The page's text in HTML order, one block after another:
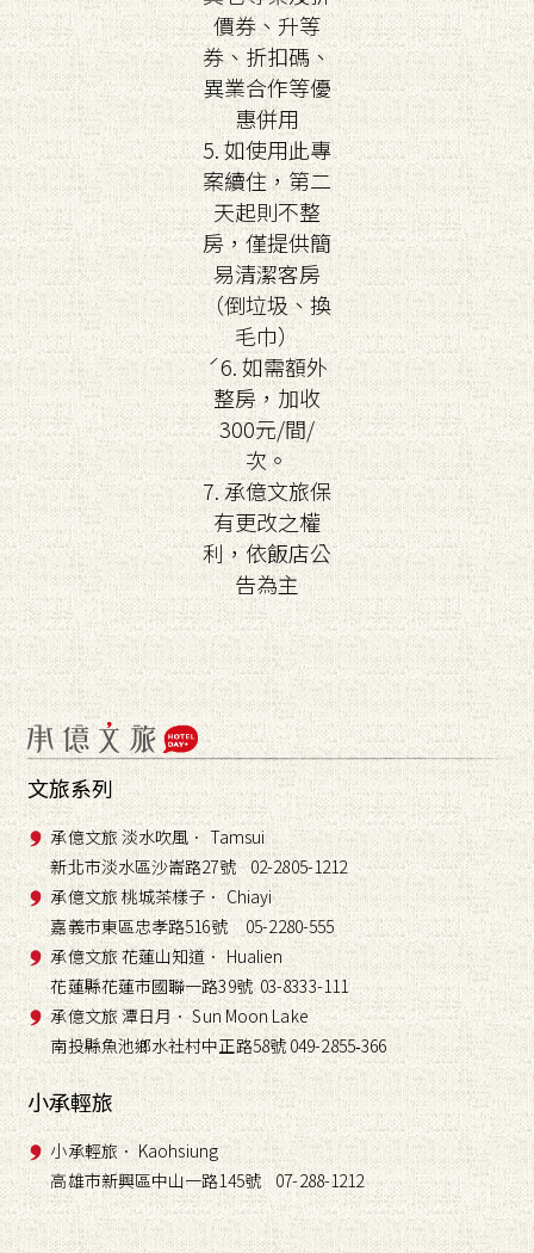
價券、升等
券、折扣碼、
異業合作等優
惠併用
5. 如使用此專
案續住，第二
天起則不整
房，僅提供簡
易清潔客房
（倒垃圾、換
毛巾）
ˊ6. 如需額外
整房，加收
300元/間/
次。
7. 承億文旅保
有更改之權
利，依飯店公
告為主
文旅系列
承億文旅 淡水吹風． Tamsui
新北市淡水區沙崙路27號 02-2805-1212
承億文旅 桃城茶樣子． Chiayi
嘉義市東區忠孝路516號 05-2280-555
承億文旅 花蓮山知道． Hualien
花蓮縣花蓮市國聯一路39號 03-8333-111
承億文旅 潭日月． Sun Moon Lake
南投縣魚池鄉水社村中正路58號 049-2855-366
小承輕旅
小承輕旅． Kaohsiung
高雄市新興區中山一路145號 07-288-1212